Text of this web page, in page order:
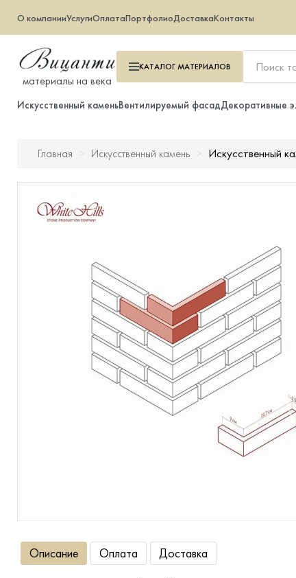
О компанииУслугиОплатаПортфолиоДоставкаКонтакты
материалы на века
КАТАЛОГМАТЕРИАЛОВ
Искусственный каменьВентилируемый фасадДекоративные
Вентилируемый фасад
Тротуарная плитка
Террасная доска
Ступени
Сухие смеси
Главная Искусственный камень Искусственный
Описание Оплата Доставка